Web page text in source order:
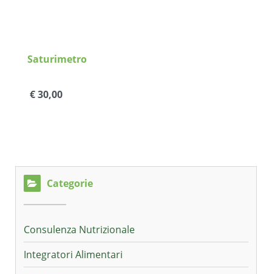
Saturimetro
€ 30,00
Categorie
Consulenza Nutrizionale
Integratori Alimentari